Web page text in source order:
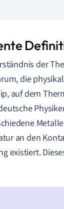
der
die
auf dem
an den
existiert.